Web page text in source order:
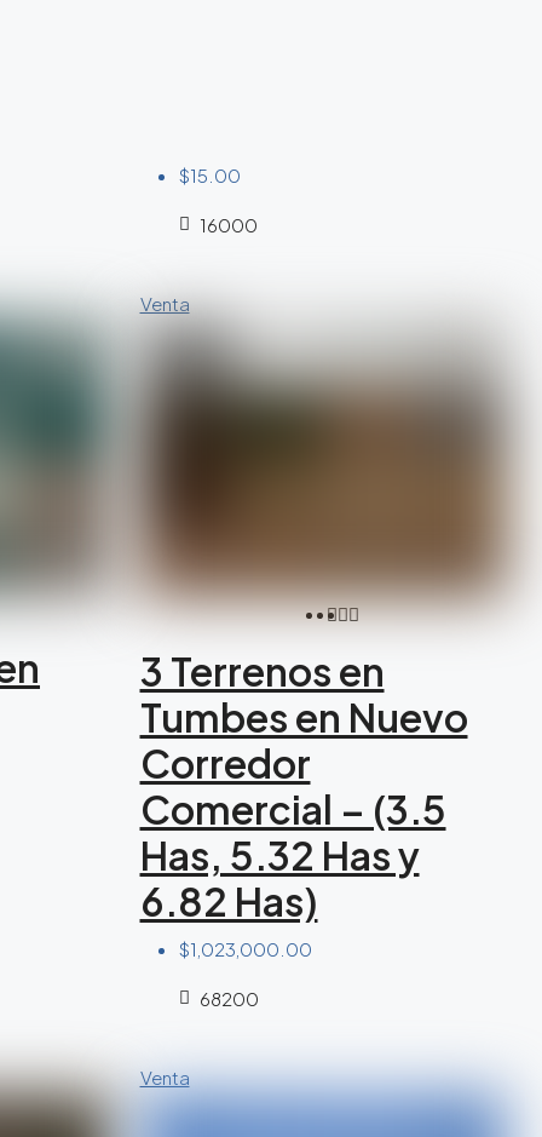
$15.00
16000
Venta
3 Terrenos en
Tumbes en Nuevo
Corredor
Comercial – (3.5
Has, 5.32 Has y
6.82 Has)
$1,023,000.00
68200
Venta